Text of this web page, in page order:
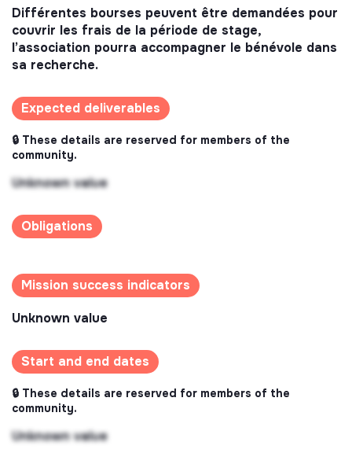
Différentes bourses peuvent être demandées pour
couvrir les frais de la période de stage,
l’association pourra accompagner le bénévole dans
sa recherche.
Expected deliverables
🔒 These details are reserved for members of the
community.
Unknown value
Obligations
Mission success indicators
Unknown value
Start and end dates
🔒 These details are reserved for members of the
community.
Unknown value